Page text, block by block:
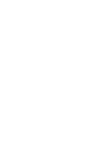
oder Fragen stellen.